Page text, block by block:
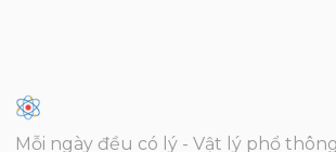
Mỗi ngày đều có lý - Vật lý phổ